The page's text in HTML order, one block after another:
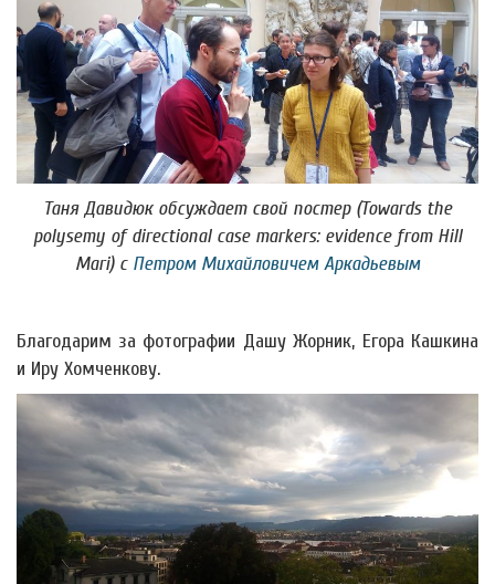
Таня Давидюк обсуждает свой постер (Towards the
polysemy of directional case markers: evidence from Hill
Mari) с Петром Михайловичем Аркадьевым
Благодарим за фотографии Дашу Жорник, Егора Кашкина
и Иру Хомченкову.